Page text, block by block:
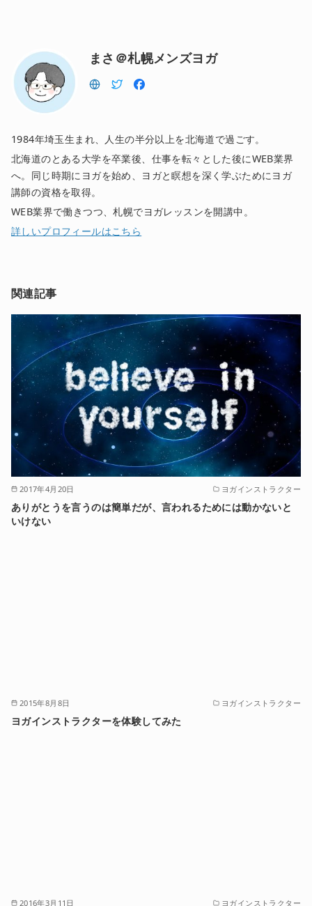
まさ＠札幌メンズヨガ
1984年埼玉生まれ、人生の半分以上を北海道で過ごす。
北海道のとある大学を卒業後、仕事を転々とした後にWEB業界
へ。同じ時期にヨガを始め、ヨガと瞑想を深く学ぶためにヨガ
講師の資格を取得。
WEB業界で働きつつ、札幌でヨガレッスンを開講中。
詳しいプロフィールはこちら
関連記事
2017年4月20日 ヨガインストラクター
ありがとうを言うのは簡単だが、言われるためには動かないと
いけない
2015年8月8日 ヨガインストラクター
ヨガインストラクターを体験してみた
2016年3月11日 ヨガインストラクター